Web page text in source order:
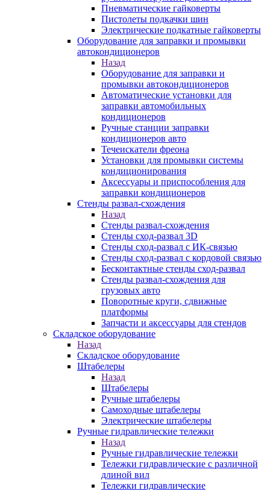
Пневматические гайковерты
Пистолеты подкачки шин
Электрические подкатные гайковерты
Оборудование для заправки и промывки
автокондиционеров
Назад
Оборудование для заправки и
промывки автокондиционеров
Автоматические установки для
заправки автомобильных
кондиционеров
Ручные станции заправки
кондиционеров авто
Течеискатели фреона
Установки для промывки системы
кондиционирования
Аксессуары и приспособления для
заправки кондиционеров
Стенды развал-схождения
Назад
Стенды развал-схождения
Стенды сход-развал 3D
Стенды сход-развал с ИК-связью
Стенды сход-развал с кордовой связью
Бесконтактные стенды сход-развал
Стенды развал-схождения для
грузовых авто
Поворотные круги, сдвижные
платформы
Запчасти и аксессуары для стендов
Складское оборудование
Назад
Складское оборудование
Штабелеры
Назад
Штабелеры
Ручные штабелеры
Самоходные штабелеры
Электрические штабелеры
Ручные гидравлические тележки
Назад
Ручные гидравлические тележки
Тележки гидравлические с различной
длиной вил
Тележки гидравлические